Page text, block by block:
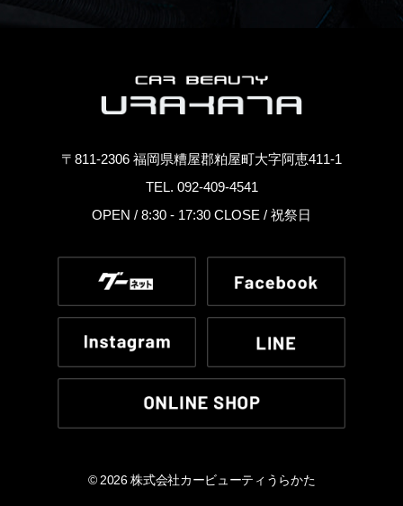
〒811-2306 福岡県糟屋郡粕屋町大字阿恵411-1
TEL. 092-409-4541
OPEN / 8:30 - 17:30 CLOSE / 祝祭日
© 2026 株式会社カービューティうらかた